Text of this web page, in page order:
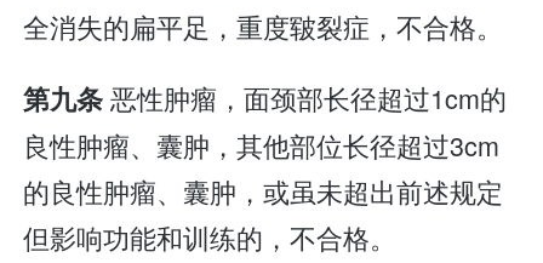
全消失的扁平足，重度皲裂症，不合格。
第九条恶性肿瘤，面颈部长径超过1cm的
良性肿瘤、囊肿，其他部位长径超过3cm
的良性肿瘤、囊肿，或虽未超出前述规定
但影响功能和训练的，不合格。